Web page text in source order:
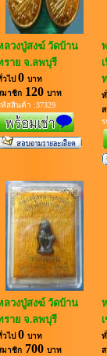
ลวงปู่สงฆ์ วัดบ้าน
ราย จ.ลพบุรี
วไป 0 บาท
มาชิก 120 บาท
หัสสินค้า :37329
ลวงปู่สงฆ์ วัดบ้าน
ราย จ.ลพบุรี
วไป 0 บาท
มาชิก 700 บาท